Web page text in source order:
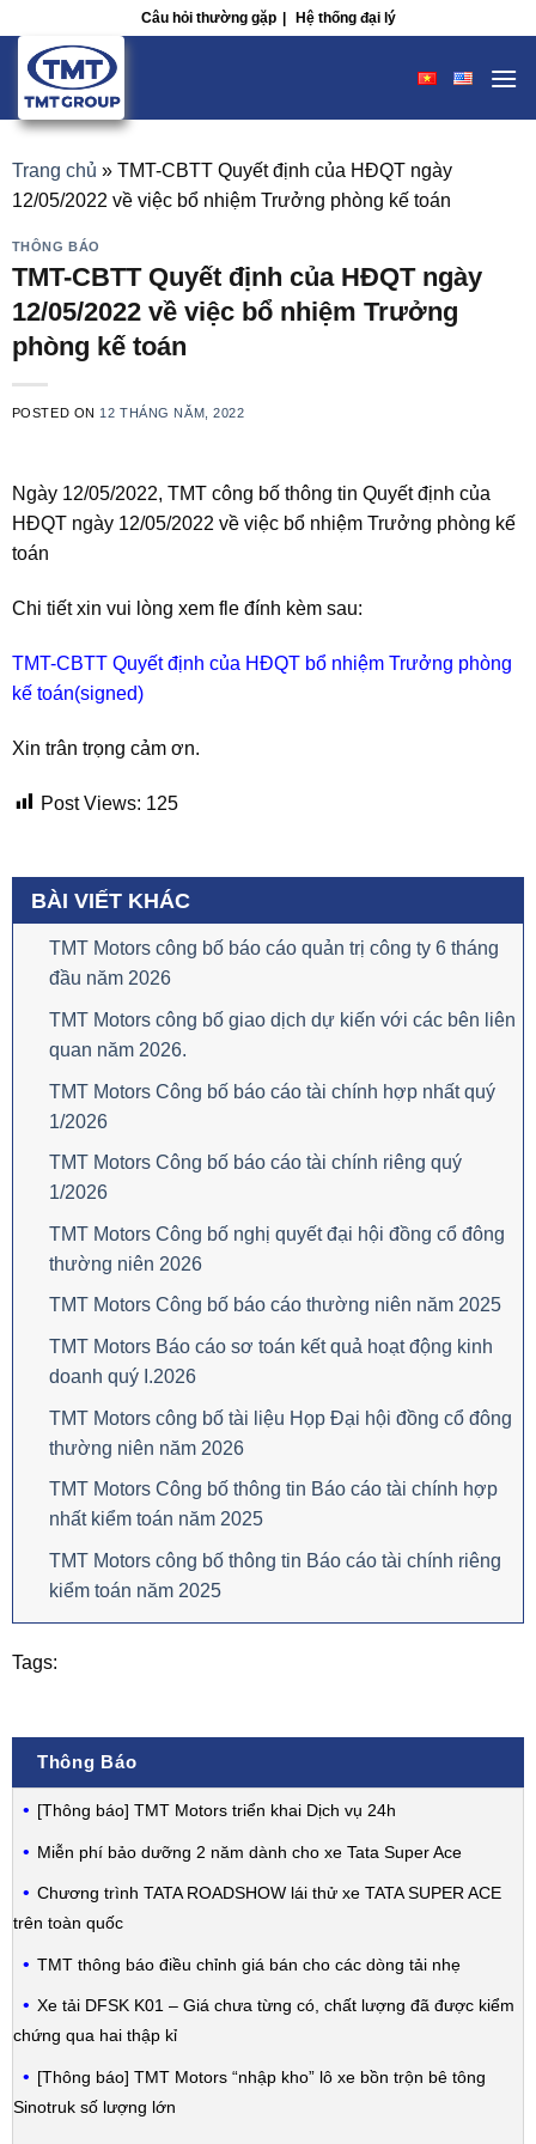
content
Câu hỏi thường gặp | Hệ thống đại lý
Trang chủ » TMT-CBTT Quyết định của HĐQT ngày
12/05/2022 về việc bổ nhiệm Trưởng phòng kế toán
THÔNG BÁO
TMT-CBTT Quyết định của HĐQT ngày
12/05/2022 về việc bổ nhiệm Trưởng
phòng kế toán
POSTED ON 12 THÁNG NĂM, 2022
Ngày 12/05/2022, TMT công bố thông tin Quyết định của
HĐQT ngày 12/05/2022 về việc bổ nhiệm Trưởng phòng kế
toán
Chi tiết xin vui lòng xem fle đính kèm sau:
TMT-CBTT Quyết định của HĐQT bổ nhiệm Trưởng phòng
kế toán(signed)
Xin trân trọng cảm ơn.
Post Views: 125
BÀI VIẾT KHÁC
TMT Motors công bố báo cáo quản trị công ty 6 tháng
đầu năm 2026
TMT Motors công bố giao dịch dự kiến với các bên liên
quan năm 2026.
TMT Motors Công bố báo cáo tài chính hợp nhất quý
1/2026
TMT Motors Công bố báo cáo tài chính riêng quý
1/2026
TMT Motors Công bố nghị quyết đại hội đồng cổ đông
thường niên 2026
TMT Motors Công bố báo cáo thường niên năm 2025
TMT Motors Báo cáo sơ toán kết quả hoạt động kinh
doanh quý I.2026
TMT Motors công bố tài liệu Họp Đại hội đồng cổ đông
thường niên năm 2026
TMT Motors Công bố thông tin Báo cáo tài chính hợp
nhất kiểm toán năm 2025
TMT Motors công bố thông tin Báo cáo tài chính riêng
kiểm toán năm 2025
Tags:
Thông Báo
[Thông báo] TMT Motors triển khai Dịch vụ 24h
Miễn phí bảo dưỡng 2 năm dành cho xe Tata Super Ace
Chương trình TATA ROADSHOW lái thử xe TATA SUPER ACE
trên toàn quốc
TMT thông báo điều chỉnh giá bán cho các dòng tải nhẹ
Xe tải DFSK K01 – Giá chưa từng có, chất lượng đã được kiểm
chứng qua hai thập kỉ
[Thông báo] TMT Motors “nhập kho” lô xe bồn trộn bê tông
Sinotruk số lượng lớn